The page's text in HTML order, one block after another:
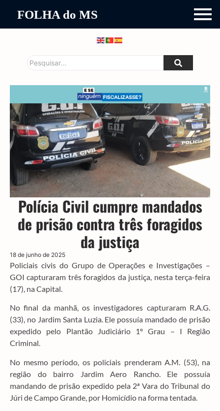
FOLHA do MS
Polícia Civil cumpre mandados
de prisão contra três foragidos
da justiça
18 de junho de 2025
Policiais civis do Grupo de Operações e Investigações –
GOI capturaram três foragidos da justiça, nesta terça-feira
(17), na Capital.
No final da manhã, os investigadores capturaram R.A.G.
(33), no Jardim Santa Luzia. Ele possuía mandado de prisão
expedido pelo Plantão Judiciário 1º Grau – I Região
Criminal.
No mesmo período, os policiais prenderam A.M. (53), na
região do bairro Jardim Aero Rancho. Ele possuía
mandando de prisão expedido pela 2ª Vara do Tribunal do
Júri de Campo Grande, por Homicídio na forma tentada.